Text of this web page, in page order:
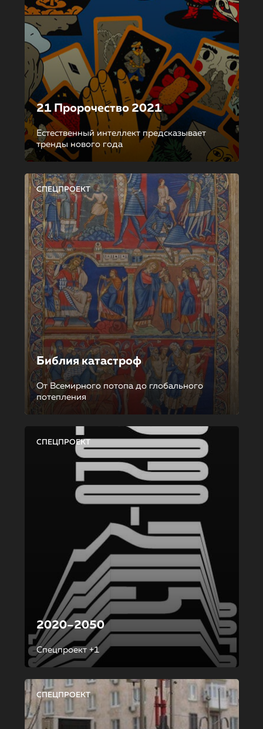
21 Пророчество 2021
Естественный интеллект предсказывает
тренды нового года
СПЕЦПРОЕКТ
Библия катастроф
От Всемирного потопа до глобального
потепления
СПЕЦПРОЕКТ
2020–2050
Спецпроект +1
СПЕЦПРОЕКТ